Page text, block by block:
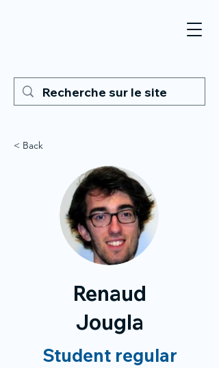
< Back
Renaud
Jougla
Student regular